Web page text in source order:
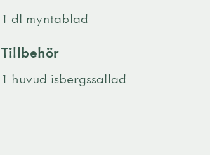
1 dl myntablad
Tillbehör
1 huvud isbergssallad